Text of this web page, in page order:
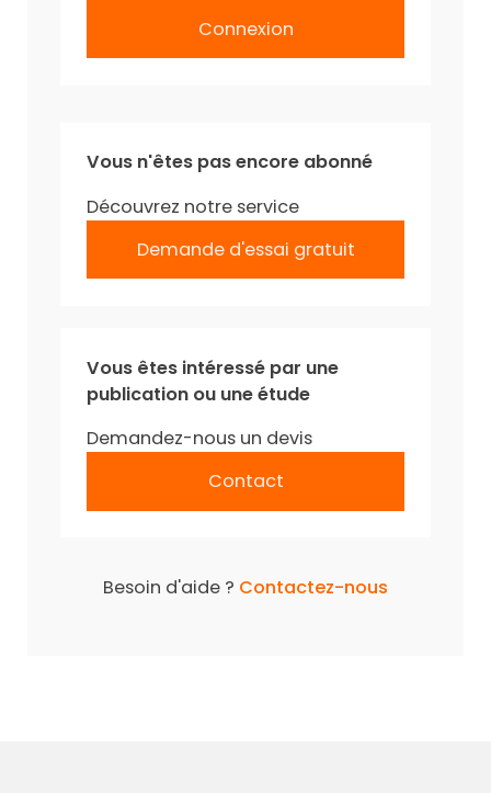
Connexion
Vous n'êtes pas encore abonné
Découvrez notre service
Demande d'essai gratuit
Vous êtes intéressé par une
publication ou une étude
Demandez-nous un devis
Contact
Besoin d'aide ? Contactez-nous